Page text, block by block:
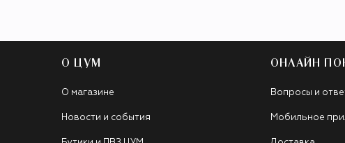
О ЦУМ
О магазине
Новости и события
ОНЛАЙН
Вопросы и
Мобильное